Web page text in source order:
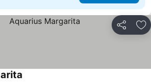
Compartir